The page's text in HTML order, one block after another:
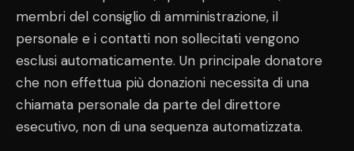
membri del consiglio di amministrazione, il
personale e i contatti non sollecitati vengono
esclusi automaticamente. Un principale donatore
che non effettua più donazioni necessita di una
chiamata personale da parte del direttore
esecutivo, non di una sequenza automatizzata.